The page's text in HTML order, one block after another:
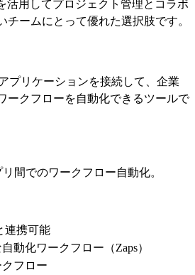
活用してプロジェクト管理とコラボ
チームにとって優れた選択肢です。
プリケーションを接続して、企業
ークフローを自動化できるツールで
間でのワークフロー自動化。
連携可能
動化ワークフロー（Zaps）
フロー